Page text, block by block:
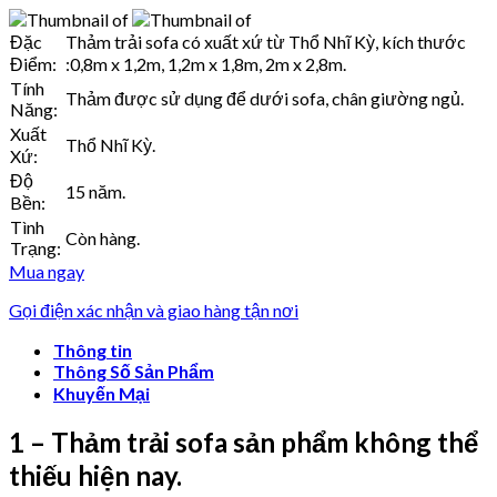
Đặc
Điểm:
Thảm trải sofa có xuất xứ từ Thổ Nhĩ Kỳ, kích thước
:0,8m x 1,2m, 1,2m x 1,8m, 2m x 2,8m.
Tính
Năng:
Thảm được sử dụng để dưới sofa, chân giường ngủ.
Xuất
Xứ:
Thổ Nhĩ Kỳ.
Độ
Bền:
15 năm.
Tình
Trạng: Còn hàng.
Mua ngay
Gọi điện xác nhận và giao hàng tận nơi
Thông tin
Thông Số Sản Phẩm
Khuyến Mại
1 – Thảm trải sofa sản phẩm không thể
thiếu hiện nay.